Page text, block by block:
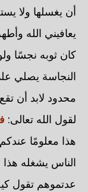
أن يغسلها ولا
يعافيني الله
كان ثوبه نجسًا
النجاسة يصلي
محدود لابد أن
لقول الله تعالى:
هذا معلومًا
الناس يشغله
عدتموهم تقول